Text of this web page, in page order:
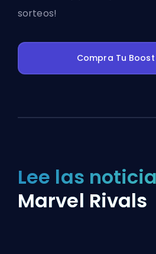
sorteos!
Compra Tu Boost
Lee las
Marvel Rivals